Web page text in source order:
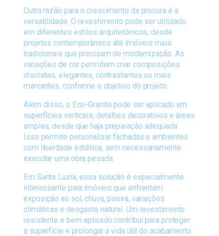
Outra razão para o crescimento da procura é a
versatilidade. O revestimento pode ser utilizado
em diferentes estilos arquitetônicos, desde
projetos contemporâneos até imóveis mais
tradicionais que precisam de modernização. As
variações de cor permitem criar composições
discretas, elegantes, contrastantes ou mais
marcantes, conforme o objetivo do projeto.
Além disso, o Eco-Granito pode ser aplicado em
superfícies verticais, detalhes decorativos e áreas
amplas, desde que haja preparação adequada.
Isso permite personalizar fachadas e ambientes
com liberdade estética, sem necessariamente
executar uma obra pesada.
Em Santa Luzia, essa solução é especialmente
interessante para imóveis que enfrentam
exposição ao sol, chuva, poeira, variações
climáticas e desgaste natural. Um revestimento
resistente e bem aplicado contribui para proteger
a superfície e prolongar a vida útil do acabamento.